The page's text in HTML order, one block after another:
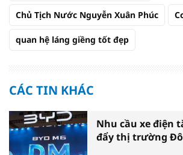
Chủ Tịch Nước Nguyễn Xuân Phúc
quan hệ láng giềng tốt đẹp
CÁC TIN KHÁC
Nhu cầu xe điện
đẩy thị trường